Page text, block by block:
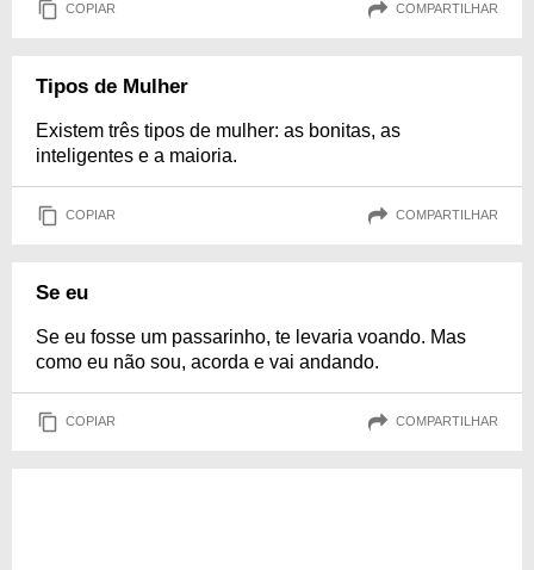
COPIAR COMPARTILHAR
Tipos de Mulher
Existem três tipos de mulher: as bonitas, as
inteligentes e a maioria.
COPIAR COMPARTILHAR
Se eu
Se eu fosse um passarinho, te levaria voando. Mas
como eu não sou, acorda e vai andando.
COPIAR COMPARTILHAR